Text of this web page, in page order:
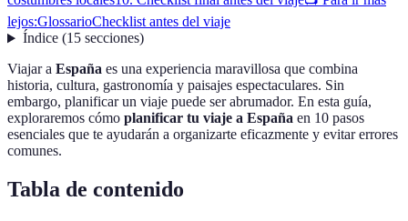
lejos:GlossarioChecklist antes del viaje
Índice(15 secciones)
Viajar a España es una experiencia maravillosa que combina
historia, cultura, gastronomía y paisajes espectaculares. Sin
embargo, planificar un viaje puede ser abrumador. En esta guía,
exploraremos cómo planificar tu viaje a España en 10 pasos
esenciales que te ayudarán a organizarte eficazmente y evitar errores
comunes.
Tabla de contenido